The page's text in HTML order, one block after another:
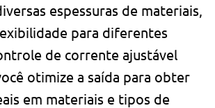
espessuras de materiais,
para diferentes
de corrente ajustável
otimize a saída para obter
em materiais e tipos de